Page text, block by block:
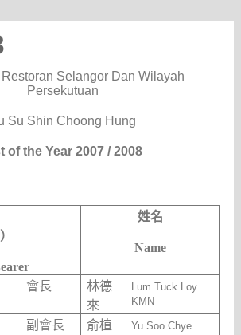
Selangor Dan Wilayah
Persekutuan
Su Shin Choong Hung
of the Year 2007 / 2008
姓名
Name
會長
林德
來
Lum Tuck Loy
KMN
副會長
俞植
Yu Soo Chye